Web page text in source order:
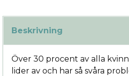
Beskrivning
Över 30 procent av alla
lider av och har så svåra